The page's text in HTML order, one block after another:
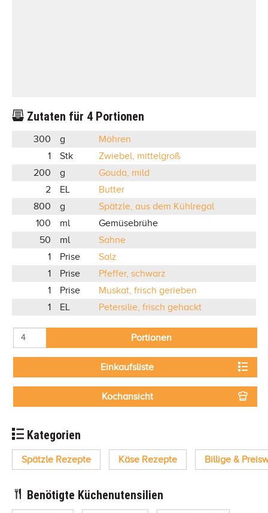
Zutaten für 4 Portionen
300 g
Möhren
1
Stk
Zwiebel, mittelgroß
200
g
Gouda, mild
2
EL
Butter
800
g
Spätzle, aus dem Kühlregal
100
ml
Gemüsebrühe
50
ml
Sahne
1
Prise
Salz
1
Prise
Pfeffer, schwarz
1
Prise
Muskat, frisch gerieben
1
EL Petersilie, frisch gehackt
Portionen
Einkaufsliste
Kochansicht
Kategorien
Spätzle Rezepte Käse Rezepte Billige &
Benötigte Küchenutensilien